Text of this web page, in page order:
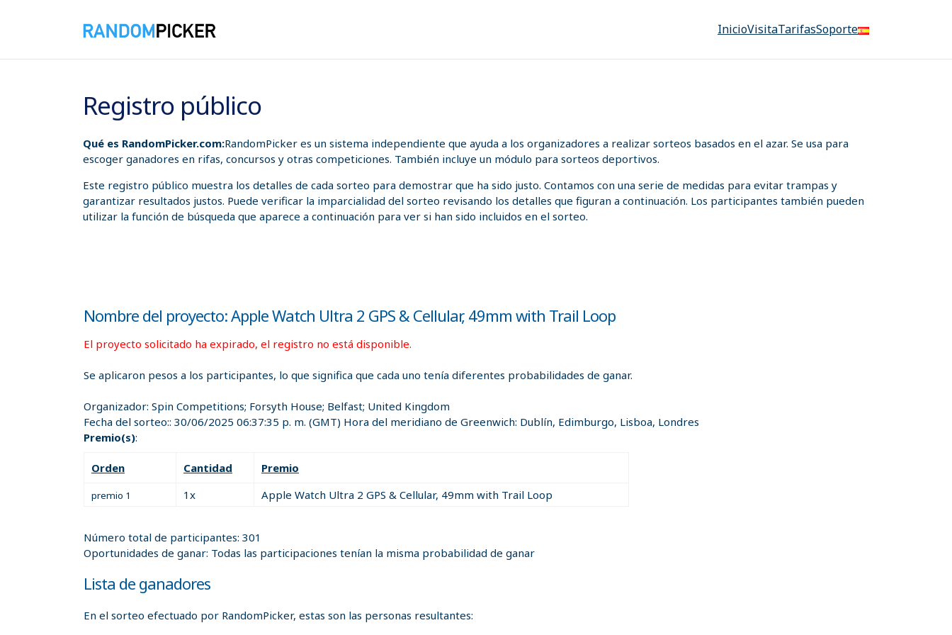
InicioVisitaTarifasSoporte
Registro público
Qué es RandomPicker.com:RandomPicker es un sistema independiente que ayuda a los organizadores a realizar sorteos basados en el azar. Se usa para
escoger ganadores en rifas, concursos y otras competiciones. También incluye un módulo para sorteos deportivos.
Este registro público muestra los detalles de cada sorteo para demostrar que ha sido justo. Contamos con una serie de medidas para evitar trampas y
garantizar resultados justos. Puede verificar la imparcialidad del sorteo revisando los detalles que figuran a continuación. Los participantes también pueden
utilizar la función de búsqueda que aparece a continuación para ver si han sido incluidos en el sorteo.
Nombre del proyecto: Apple Watch Ultra 2 GPS & Cellular, 49mm with Trail Loop
El proyecto solicitado ha expirado, el registro no está disponible.
Se aplicaron pesos a los participantes, lo que significa que cada uno tenía diferentes probabilidades de ganar.
Organizador: Spin Competitions; Forsyth House; Belfast; United Kingdom
Fecha del sorteo:: 30/06/2025 06:37:35 p. m. (GMT) Hora del meridiano de Greenwich: Dublín, Edimburgo, Lisboa, Londres
Premio(s):
Orden Cantidad Premio
premio 1 1x Apple Watch Ultra 2 GPS & Cellular, 49mm with Trail Loop
Número total de participantes: 301
Oportunidades de ganar: Todas las participaciones tenían la misma probabilidad de ganar
Lista de ganadores
En el sorteo efectuado por RandomPicker, estas son las personas resultantes: